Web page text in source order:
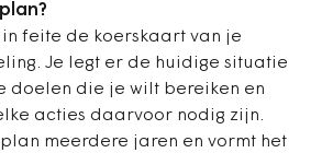
feite de koerskaart van je
Je legt er de huidige situatie
doelen die je wilt bereiken en
acties daarvoor nodig zijn.
plan meerdere jaren en vormt het